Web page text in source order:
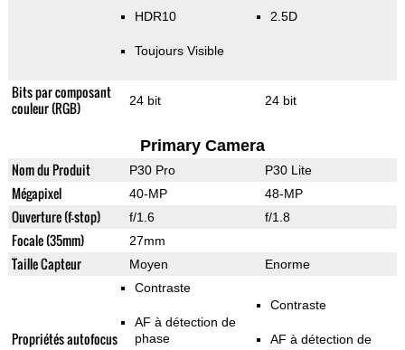
HDR10
Toujours Visible
2.5D
Bits par composant
couleur (RGB)
24 bit 24 bit
Primary Camera
Nom du Produit P30 Pro P30 Lite
Mégapixel 40-MP 48-MP
Ouverture (f-stop) f/1.6 f/1.8
Focale (35mm) 27mm
Taille Capteur Moyen Enorme
Propriétés autofocus
Contraste
AF à détection de
phase
Contraste
AF à détection de